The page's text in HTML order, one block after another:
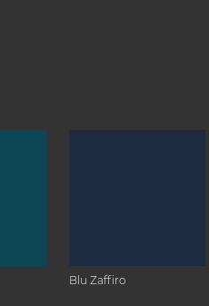
Blu Zaffiro